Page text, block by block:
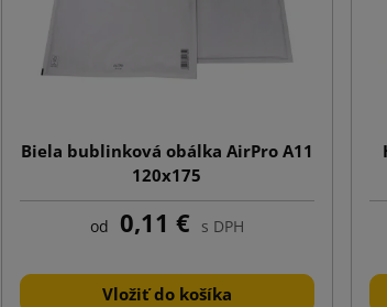
Biela bublinková obálka AirPro A11
120x175
od 0,11 € s DPH
Vložiť do košíka